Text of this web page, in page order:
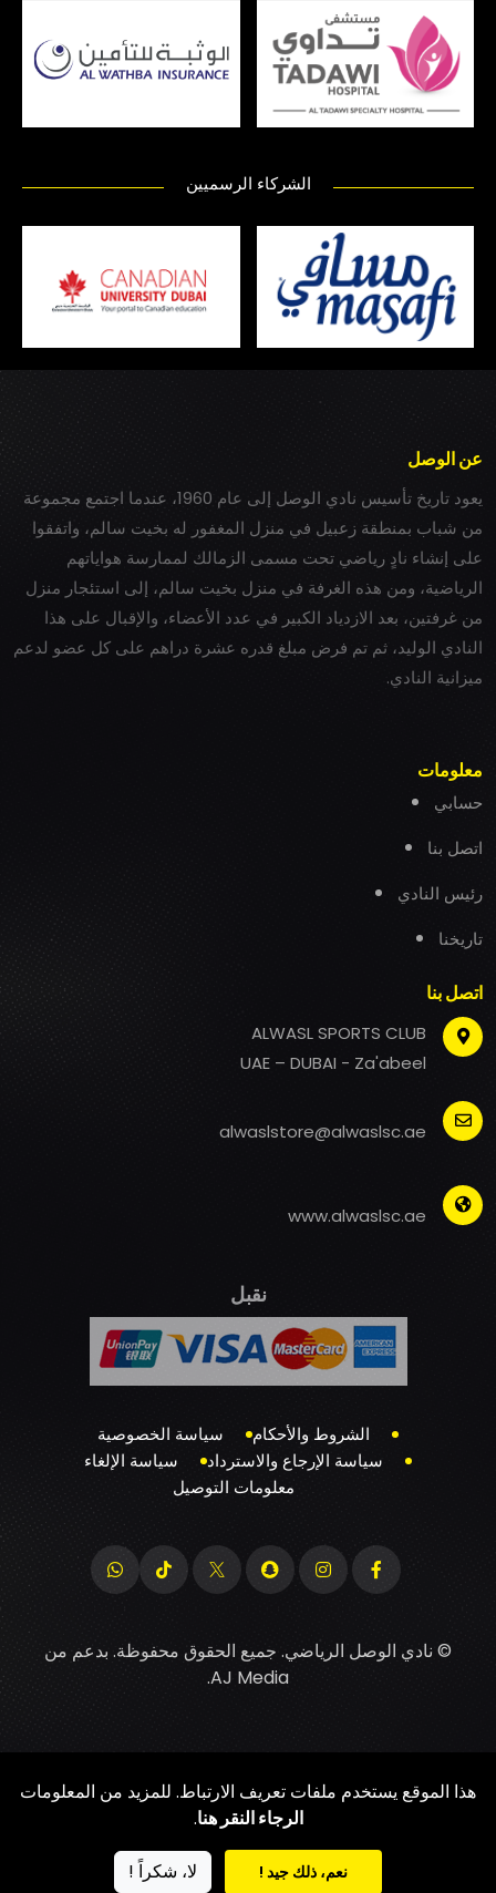
الشركاء الرسميين
عن الوصل
يعود تاريخ تأسيس نادي الوصل إلى عام 1960، عندما اجتمع مجموعة
من شباب بمنطقة زعبيل في منزل المغفور له بخيت سالم، واتفقوا
على إنشاء نادٍ رياضي تحت مسمى الزمالك لممارسة هواياتهم
الرياضية، ومن هذه الغرفة في منزل بخيت سالم، إلى استئجار منزل
من غرفتين، بعد الازدياد الكبير في عدد الأعضاء، والإقبال على هذا
النادي الوليد، ثم تم فرض مبلغ قدره عشرة دراهم على كل عضو لدعم
ميزانية النادي.
معلومات
حسابي
اتصل بنا
رئيس النادي
تاريخنا
اتصل بنا
ALWASL SPORTS CLUB
UAE – DUBAI - Za'abeel
alwaslstore@alwaslsc.ae
www.alwaslsc.ae
نقبل
الشروط والأحكام
سياسة الخصوصية
سياسة الإرجاع والاسترداد
سياسة الإلغاء
معلومات التوصيل
© نادي الوصل الرياضي. جميع الحقوق محفوظة. بدعم من
AJ Media
.
هذا الموقع يستخدم ملفات تعريف الارتباط. للمزيد من المعلومات
الرجاء النقر هنا.
نعم، ذلك جيد ! لا، شكراً !